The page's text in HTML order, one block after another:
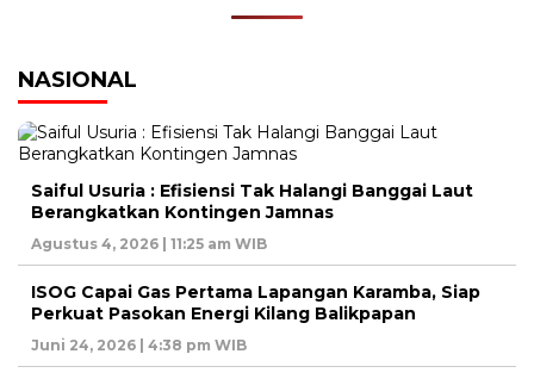
NASIONAL
Saiful Usuria : Efisiensi Tak Halangi Banggai Laut
Berangkatkan Kontingen Jamnas
Agustus 4, 2026 | 11:25 am WIB
ISOG Capai Gas Pertama Lapangan Karamba, Siap
Perkuat Pasokan Energi Kilang Balikpapan
Juni 24, 2026 | 4:38 pm WIB